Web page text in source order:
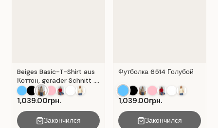
Beiges Basic-T-Shirt aus
Коттон, gerader Schnitt .
Beige.
1,039.00грн.
Закончился
Футболка 6514 Голубой
1,039.00грн.
Закончился